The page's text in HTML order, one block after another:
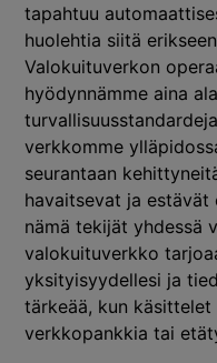
tapahtuu
huolehtia siitä
Valokuituverkon
hyödynnämme aina
verkkomme
seurantaan
havaitsevat ja estävät
nämä tekijät yhdessä
valokuituverkko
yksityisyydellesi ja
tärkeää, kun
verkkopankkia tai